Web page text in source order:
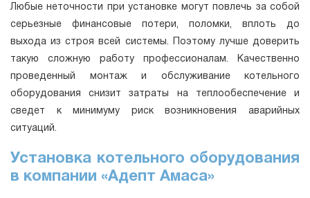
Любые неточности при установке могут повлечь за собой
серьезные финансовые потери, поломки, вплоть до
выхода из строя всей системы. Поэтому лучше доверить
такую сложную работу профессионалам. Качественно
проведенный монтаж и обслуживание котельного
оборудования снизит затраты на теплообеспечение и
сведет к минимуму риск возникновения аварийных
ситуаций.
Установка котельного оборудования
в компании «Адепт Амаса»